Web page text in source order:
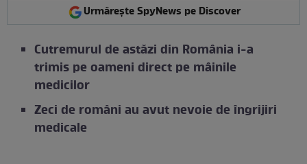
Urmărește SpyNews pe Discover
Cutremurul de astăzi din România i-a
trimis pe oameni direct pe mâinile
medicilor
Zeci de români au avut nevoie de îngrijiri
medicale